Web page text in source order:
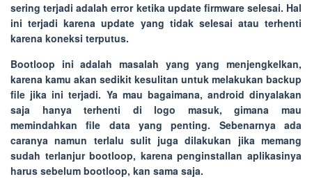
sering terjadi adalah error ketika update firmware selesai. Hal
ini terjadi karena update yang tidak selesai atau terhenti
karena koneksi terputus.
Bootloop ini adalah masalah yang yang menjengkelkan,
karena kamu akan sedikit kesulitan untuk melakukan backup
file jika ini terjadi. Ya mau bagaimana, android dinyalakan
saja hanya terhenti di logo masuk, gimana mau
memindahkan file data yang penting. Sebenarnya ada
caranya namun terlalu sulit juga dilakukan jika memang
sudah terlanjur bootloop, karena penginstallan aplikasinya
harus sebelum bootloop, kan sama saja.